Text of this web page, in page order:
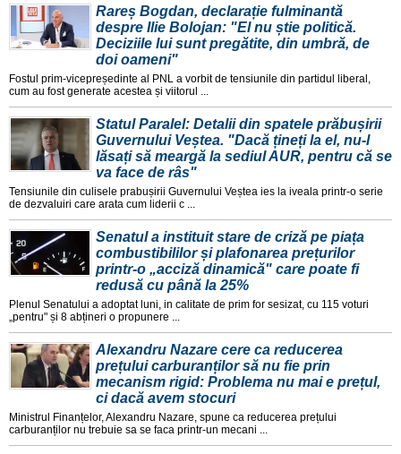
Rareș Bogdan, declarație fulminantă
despre Ilie Bolojan: "El nu știe politică.
Deciziile lui sunt pregătite, din umbră, de
doi oameni"
Fostul prim-vicepreședinte al PNL a vorbit de tensiunile din partidul liberal,
cum au fost generate acestea și viitorul ...
Statul Paralel: Detalii din spatele prăbușirii
Guvernului Veștea. "Dacă țineți la el, nu-l
lăsați să meargă la sediul AUR, pentru că se
va face de râs"
Tensiunile din culisele prabușirii Guvernului Veștea ies la iveala printr-o serie
de dezvaluiri care arata cum liderii c ...
Senatul a instituit stare de criză pe piața
combustibililor și plafonarea prețurilor
printr-o „acciză dinamică" care poate fi
redusă cu până la 25%
Plenul Senatului a adoptat luni, in calitate de prim for sesizat, cu 115 voturi
„pentru" și 8 abțineri o propunere ...
Alexandru Nazare cere ca reducerea
prețului carburanților să nu fie prin
mecanism rigid: Problema nu mai e prețul,
ci dacă avem stocuri
Ministrul Finanțelor, Alexandru Nazare, spune ca reducerea prețului
carburanților nu trebuie sa se faca printr-un mecani ...